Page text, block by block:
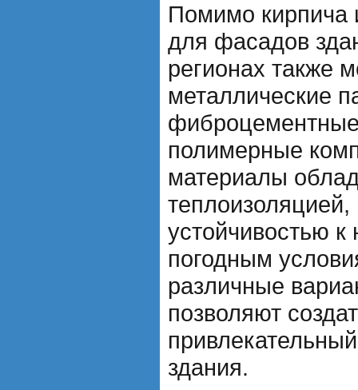
Помимо кирпича
для фасадов
регионах также
металлические
полимерные
материалы
устойчивостью
погодным
различные
позволяют
здания.